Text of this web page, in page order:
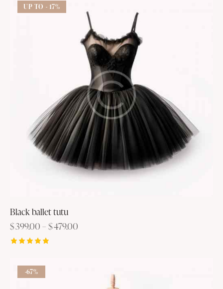
UP TO - 17%
Black ballet tutu
$399.00 – $479.00
out of 5
-67%